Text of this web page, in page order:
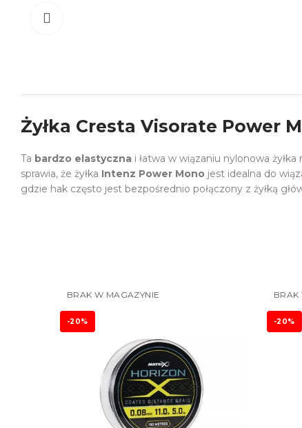
Żyłka Cresta Visorate Power
Ta bardzo elastyczna i łatwa w wiązaniu nylonowa żyłka
sprawia, że żyłka Intenz Power Mono jest idealna do
gdzie hak często jest bezpośrednio połączony z żyłką
BRAK W MAGAZYNIE
-20%
BRAK
-20%